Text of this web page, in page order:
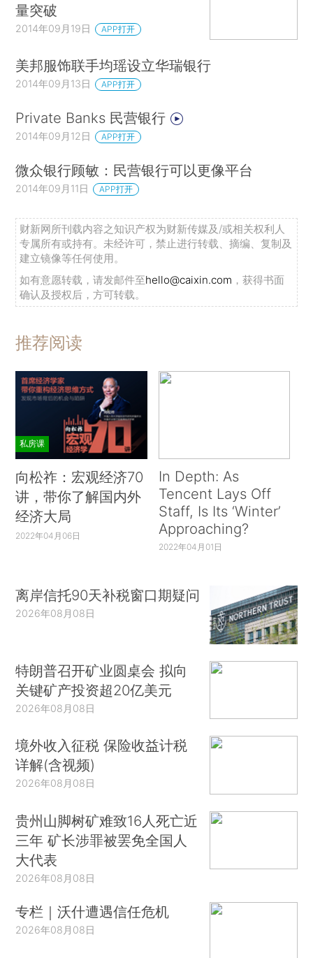
量突破
2014年09月19日 APP打开
美邦服饰联手均瑶设立华瑞银行
2014年09月13日 APP打开
Private Banks 民营银行
2014年09月12日 APP打开
微众银行顾敏：民营银行可以更像平台
2014年09月11日 APP打开
财新网所刊载内容之知识产权为财新传媒及/或相关权利人
专属所有或持有。未经许可，禁止进行转载、摘编、复制及
建立镜像等任何使用。
如有意愿转载，请发邮件至hello@caixin.com ，获得书面
确认及授权后，方可转载。
推荐阅读
私房课
向松祚：宏观经济70
讲，带你了解国内外
经济大局
2022年04月06日
In Depth: As
Tencent Lays Off
Staff, Is Its ‘Winter’
Approaching?
2022年04月01日
离岸信托90天补税窗口期疑问
2026年08月08日
特朗普召开矿业圆桌会 拟向
关键矿产投资超20亿美元
2026年08月08日
境外收入征税 保险收益计税
详解(含视频)
2026年08月08日
贵州山脚树矿难致16人死亡近
三年 矿长涉罪被罢免全国人
大代表
2026年08月08日
专栏｜沃什遭遇信任危机
2026年08月08日